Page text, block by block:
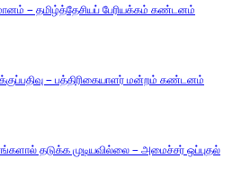
– தமிழ்த்தேசியப் பேரியக்கம் கண்டனம்
– பத்திரிகையாளர் மன்றம் கண்டனம்
எங்களால் தடுக்க முடியவில்லை – அமைச்சர் ஒப்புதல்